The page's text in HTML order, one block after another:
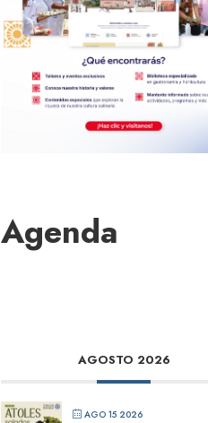
Agenda
AGOSTO 2026
AGO 15 2026